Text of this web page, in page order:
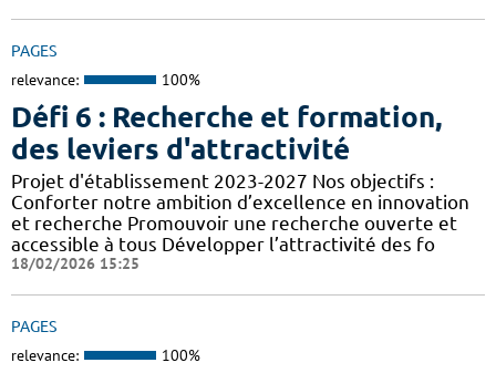
PAGES
relevance: 100%
Défi 6 : Recherche et formation,
des leviers d'attractivité
Projet d'établissement 2023-2027 Nos objectifs :
Conforter notre ambition d’excellence en innovation
et recherche Promouvoir une recherche ouverte et
accessible à tous Développer l’attractivité des fo
18/02/2026 15:25
PAGES
relevance: 100%